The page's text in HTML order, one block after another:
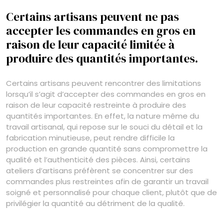
Certains artisans peuvent ne pas
accepter les commandes en gros en
raison de leur capacité limitée à
produire des quantités importantes.
Certains artisans peuvent rencontrer des limitations
lorsqu’il s’agit d’accepter des commandes en gros en
raison de leur capacité restreinte à produire des
quantités importantes. En effet, la nature même du
travail artisanal, qui repose sur le souci du détail et la
fabrication minutieuse, peut rendre difficile la
production en grande quantité sans compromettre la
qualité et l’authenticité des pièces. Ainsi, certains
ateliers d’artisans préfèrent se concentrer sur des
commandes plus restreintes afin de garantir un travail
soigné et personnalisé pour chaque client, plutôt que de
privilégier la quantité au détriment de la qualité.